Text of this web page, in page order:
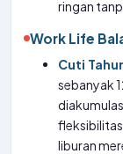
ringan
Work Life
Cuti
sebanyak
liburan